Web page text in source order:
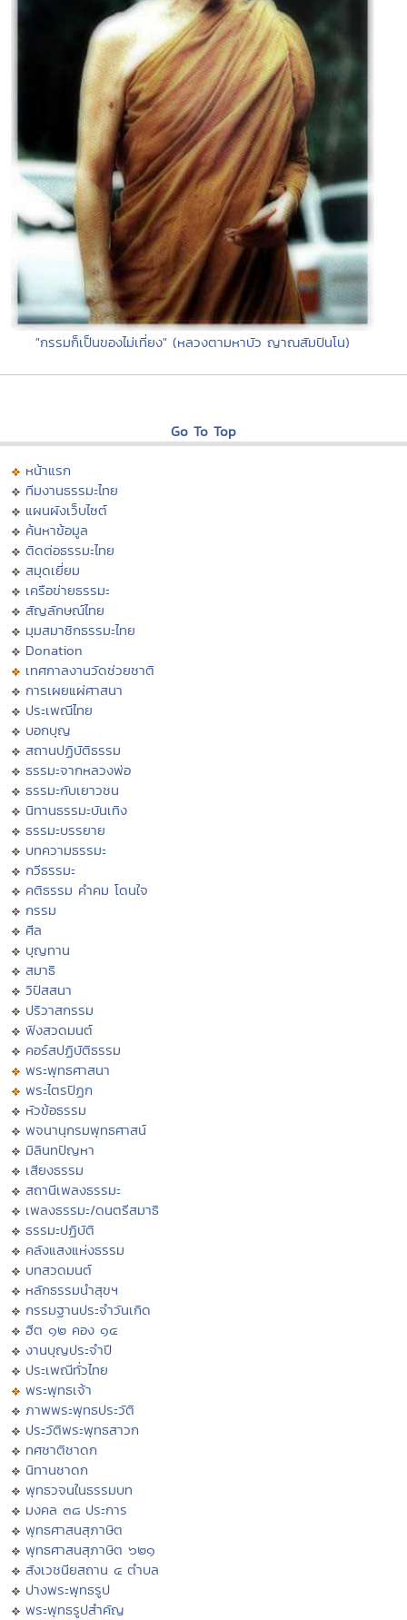
"กรรมก็เป็นของไม่เที่ยง" (หลวงตามหาบัว ญาณสัมปันโน)
Go To Top
หน้าแรก
ทีมงานธรรมะไทย
แผนผังเว็บไซต์
ค้นหาข้อมูล
ติดต่อธรรมะไทย
สมุดเยี่ยม
เครือข่ายธรรมะ
สัญลักษณ์ไทย
มุมสมาชิกธรรมะไทย
Donation
เทศกาลงานวัดช่วยชาติ
การเผยแผ่ศาสนา
ประเพณีไทย
บอกบุญ
สถานปฏิบัติธรรม
ธรรมะจากหลวงพ่อ
ธรรมะกับเยาวชน
นิทานธรรมะบันเทิง
ธรรมะบรรยาย
บทความธรรมะ
กวีธรรมะ
คติธรรม คำคม โดนใจ
กรรม
ศีล
บุญทาน
สมาธิ
วิปัสสนา
ปริวาสกรรม
ฟังสวดมนต์
คอร์สปฏิบัติธรรม
พระพุทธศาสนา
พระไตรปิฏก
หัวข้อธรรม
พจนานุกรมพุทธศาสน์
มิลินทปัญหา
เสียงธรรม
สถานีเพลงธรรมะ
เพลงธรรมะ/ดนตรีสมาธิ
ธรรมะปฏิบัติ
คลังแสงแห่งธรรม
บทสวดมนต์
หลักธรรมนำสุขฯ
กรรมฐานประจำวันเกิด
ฮีต ๑๒ คอง ๑๔
งานบุญประจำปี
ประเพณีทั่วไทย
พระพุทธเจ้า
ภาพพระพุทธประวัติ
ประวัติพระพุทธสาวก
ทศชาติชาดก
นิทานชาดก
พุทธวจนในธรรมบท
มงคล ๓๘ ประการ
พุทธศาสนสุภาษิต
พุทธศาสนสุภาษิต ๖๒๑
สังเวชนียสถาน ๔ ตำบล
ปางพระพุทธรูป
พระพุทธรูปสำคัญ